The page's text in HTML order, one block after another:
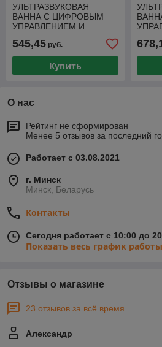
УЛЬТРАЗВУКОВАЯ
ВАННА С ЦИФРОВЫМ
УПРАВЛЕНИЕМ И
ОДА СЕРВИС ODA-LQ07
545,45 руб.
Купить
ОДА
О нас
Рейтинг не сформирован
Менее 5 отзывов за последний
Работает с 03.08.2021
г. Минск
Минск, Беларусь
Контакты
Сегодня работает с 10:00 до
Показать весь график работы
Отзывы о магазине
23 отзывов за всё время
Александр